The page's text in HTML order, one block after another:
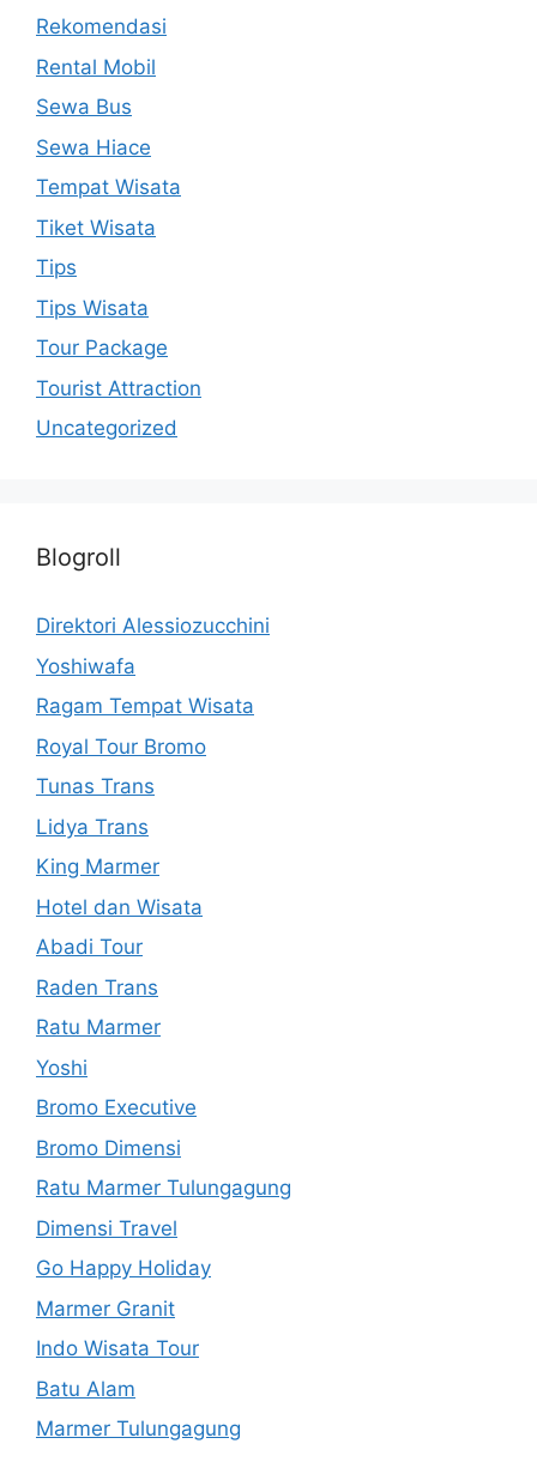
Rekomendasi
Rental Mobil
Sewa Bus
Sewa Hiace
Tempat Wisata
Tiket Wisata
Tips
Tips Wisata
Tour Package
Tourist Attraction
Uncategorized
Blogroll
Direktori Alessiozucchini
Yoshiwafa
Ragam Tempat Wisata
Royal Tour Bromo
Tunas Trans
Lidya Trans
King Marmer
Hotel dan Wisata
Abadi Tour
Raden Trans
Ratu Marmer
Yoshi
Bromo Executive
Bromo Dimensi
Ratu Marmer Tulungagung
Dimensi Travel
Go Happy Holiday
Marmer Granit
Indo Wisata Tour
Batu Alam
Marmer Tulungagung